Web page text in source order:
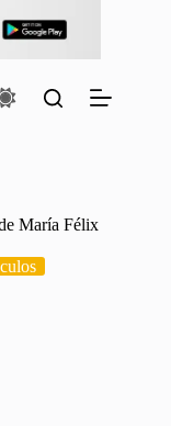
María Félix